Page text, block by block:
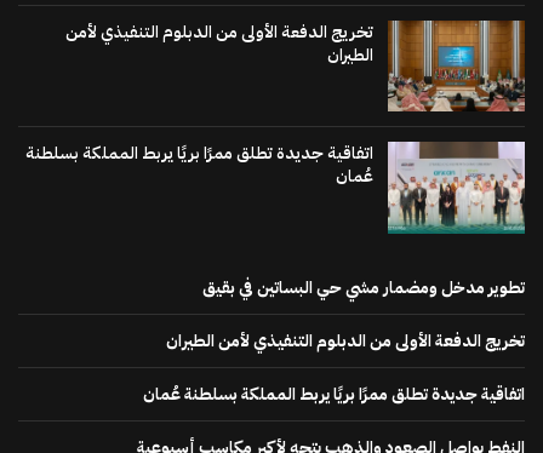
تخريج الدفعة الأولى من الدبلوم التنفيذي لأمن
الطيران
اتفاقية جديدة تطلق ممرًا بريًا يربط المملكة بسلطنة
عُمان
تطوير مدخل ومضمار مشي حي البساتين في بقيق
تخريج الدفعة الأولى من الدبلوم التنفيذي لأمن الطيران
اتفاقية جديدة تطلق ممرًا بريًا يربط المملكة بسلطنة عُمان
النفط يواصل الصعود والذهب يتجه لأكبر مكاسب أسبوعية